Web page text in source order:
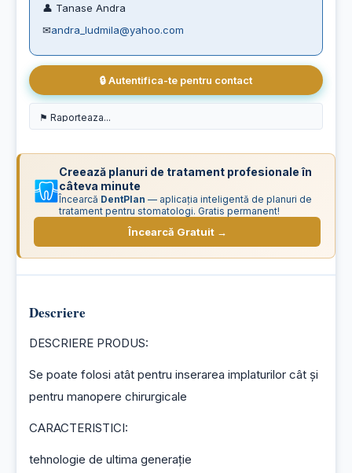
👤 Tanase Andra
✉andra_ludmila@yahoo.com
🔒 Autentifica-te pentru contact
Creează planuri de tratament profesionale în
câteva minute
Încearcă DentPlan — aplicația inteligentă de planuri de
tratament pentru stomatologi. Gratis permanent!
Încearcă Gratuit →
Descriere
DESCRIERE PRODUS:
Se poate folosi atât pentru inserarea implaturilor cât și
pentru manopere chirurgicale
CARACTERISTICI:
tehnologie de ultima generație